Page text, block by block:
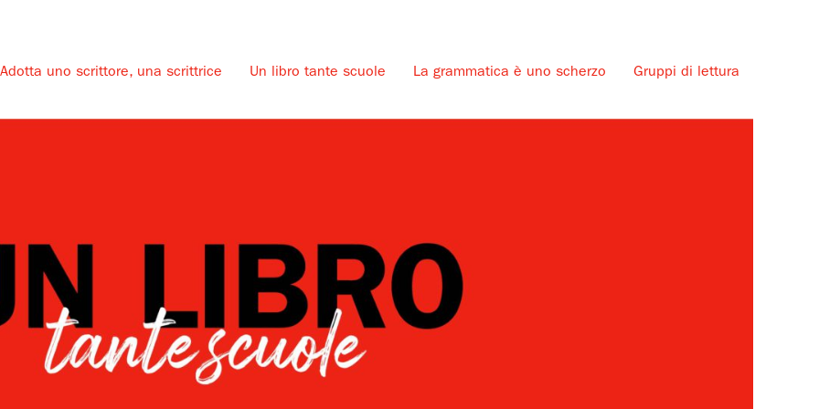
Adotta uno scrittore, una scrittrice Un libro tante scuole La grammatica è uno scherzo Gruppi di lettura